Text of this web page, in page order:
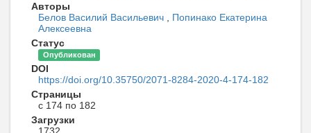
Авторы
Белов Василий Васильевич
Попинако Екатерина
Алексеевна
Статус
Опубликован
DOI
https://doi.org/10.35750/2071-8284-2020-4-174-182
Страницы
с 174 по 182
Загрузки